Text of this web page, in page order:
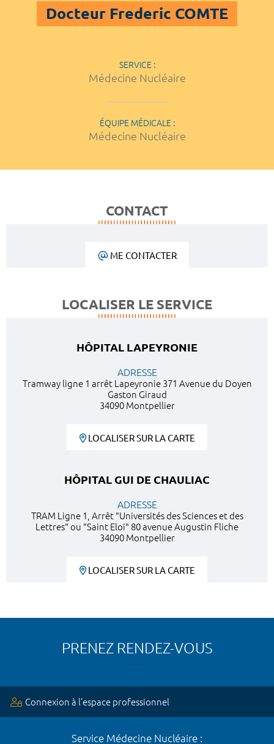
Docteur Frederic COMTE
SERVICE :
Médecine Nucléaire
ÉQUIPE MÉDICALE :
Médecine Nucléaire
CONTACT
ME CONTACTER
LOCALISER LE SERVICE
HÔPITAL LAPEYRONIE
ADRESSE
Tramway ligne 1 arrêt Lapeyronie 371 Avenue du Doyen
Gaston Giraud
34090 Montpellier
LOCALISER SUR LA CARTE
HÔPITAL GUI DE CHAULIAC
ADRESSE
TRAM Ligne 1, Arrêt "Universités des Sciences et des
Lettres" ou "Saint Eloi" 80 avenue Augustin Fliche
34090 Montpellier
LOCALISER SUR LA CARTE
PRENEZ RENDEZ-VOUS
Connexion à l’espace professionnel
Service Médecine Nucléaire :